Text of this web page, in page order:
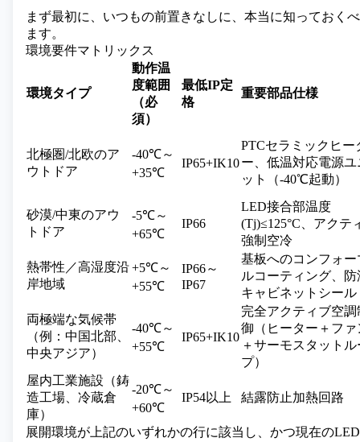
まず最初に、いつもの前置きなしに、本当に知っておく
ます。
環境要件マトリックス
環境タイプ
動作温
度範囲
（必
須）
最低IP定
格
重要部品仕様
北極圏/北欧のア
ウトドア
-40℃～
+35℃
IP65+IK10
PTCセラミックヒー
ー、低温対応電源ユ
ット（-40℃起動）
砂漠/中東のアウ
トドア
-5℃～
+65℃
IP66
LED接合部温度
(Tj)≤125°C、アクテ
強制空冷
熱帯性／高湿度沿
岸地域
+5℃～
+55℃
IP66～
IP67
基板へのコンフォー
ルコーティング、防
キャビネットシール
両極端な気候帯
（例：中国北部、
中央アジア）
-40℃～
+55℃
IP65+IK10
完全アクティブ空調
御（ヒーター＋ファ
＋サーモスタットル
プ）
屋内工業施設（鋳
造工場、冷蔵倉
庫）
-20℃～
+60℃
IP54以上 結露防止加熱回路
展開環境が上記のいずれかの行に該当し、かつ現在の